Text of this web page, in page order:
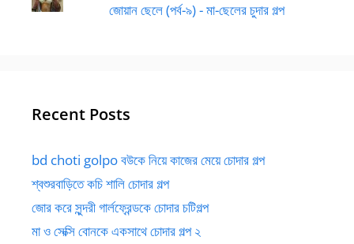
জোয়ান ছেলে (পর্ব-৯) - মা-ছেলের চুদার গল্প
Recent Posts
bd choti golpo বউকে নিয়ে কাজের মেয়ে চোদার গল্প
শ্বশুরবাড়িতে কচি শালি চোদার গল্প
জোর করে সুন্দরী গার্লফ্রেন্ডকে চোদার চটিগল্প
মা ও সেক্সি বোনকে একসাথে চোদার গল্প ২